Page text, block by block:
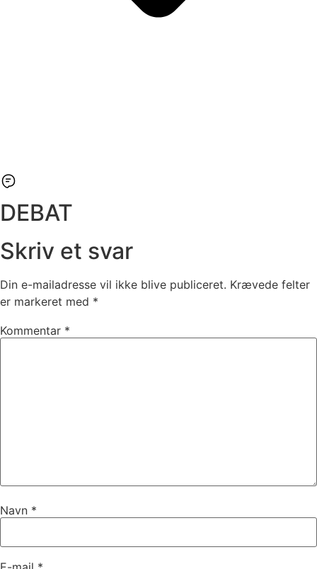
DEBAT
Skriv et svar
Din e-mailadresse vil ikke blive publiceret. Krævede felter
er markeret med *
Kommentar *
Navn *